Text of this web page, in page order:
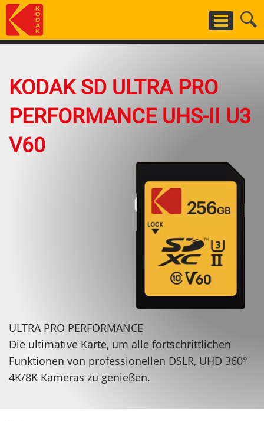
Skip
to
main
KODAK SD ULTRA PRO
PERFORMANCE UHS-II U3
V60
ULTRA PRO PERFORMANCE
Die ultimative Karte, um alle fortschrittlichen
Funktionen von professionellen DSLR, UHD 360°
4K/8K Kameras zu genießen.